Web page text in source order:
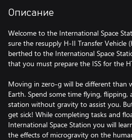
Описание
Welcome to the International Space
sure the resupply H-II Transfer Vehicle
berthed to the International Space
that you must prepare the ISS for the
Moving in zero-g will be different than
Earth. Spend some time flying,
station without gravity to assist you.
get sick! While completing tasks and
International Space Station you will
the effects of microgravity on the